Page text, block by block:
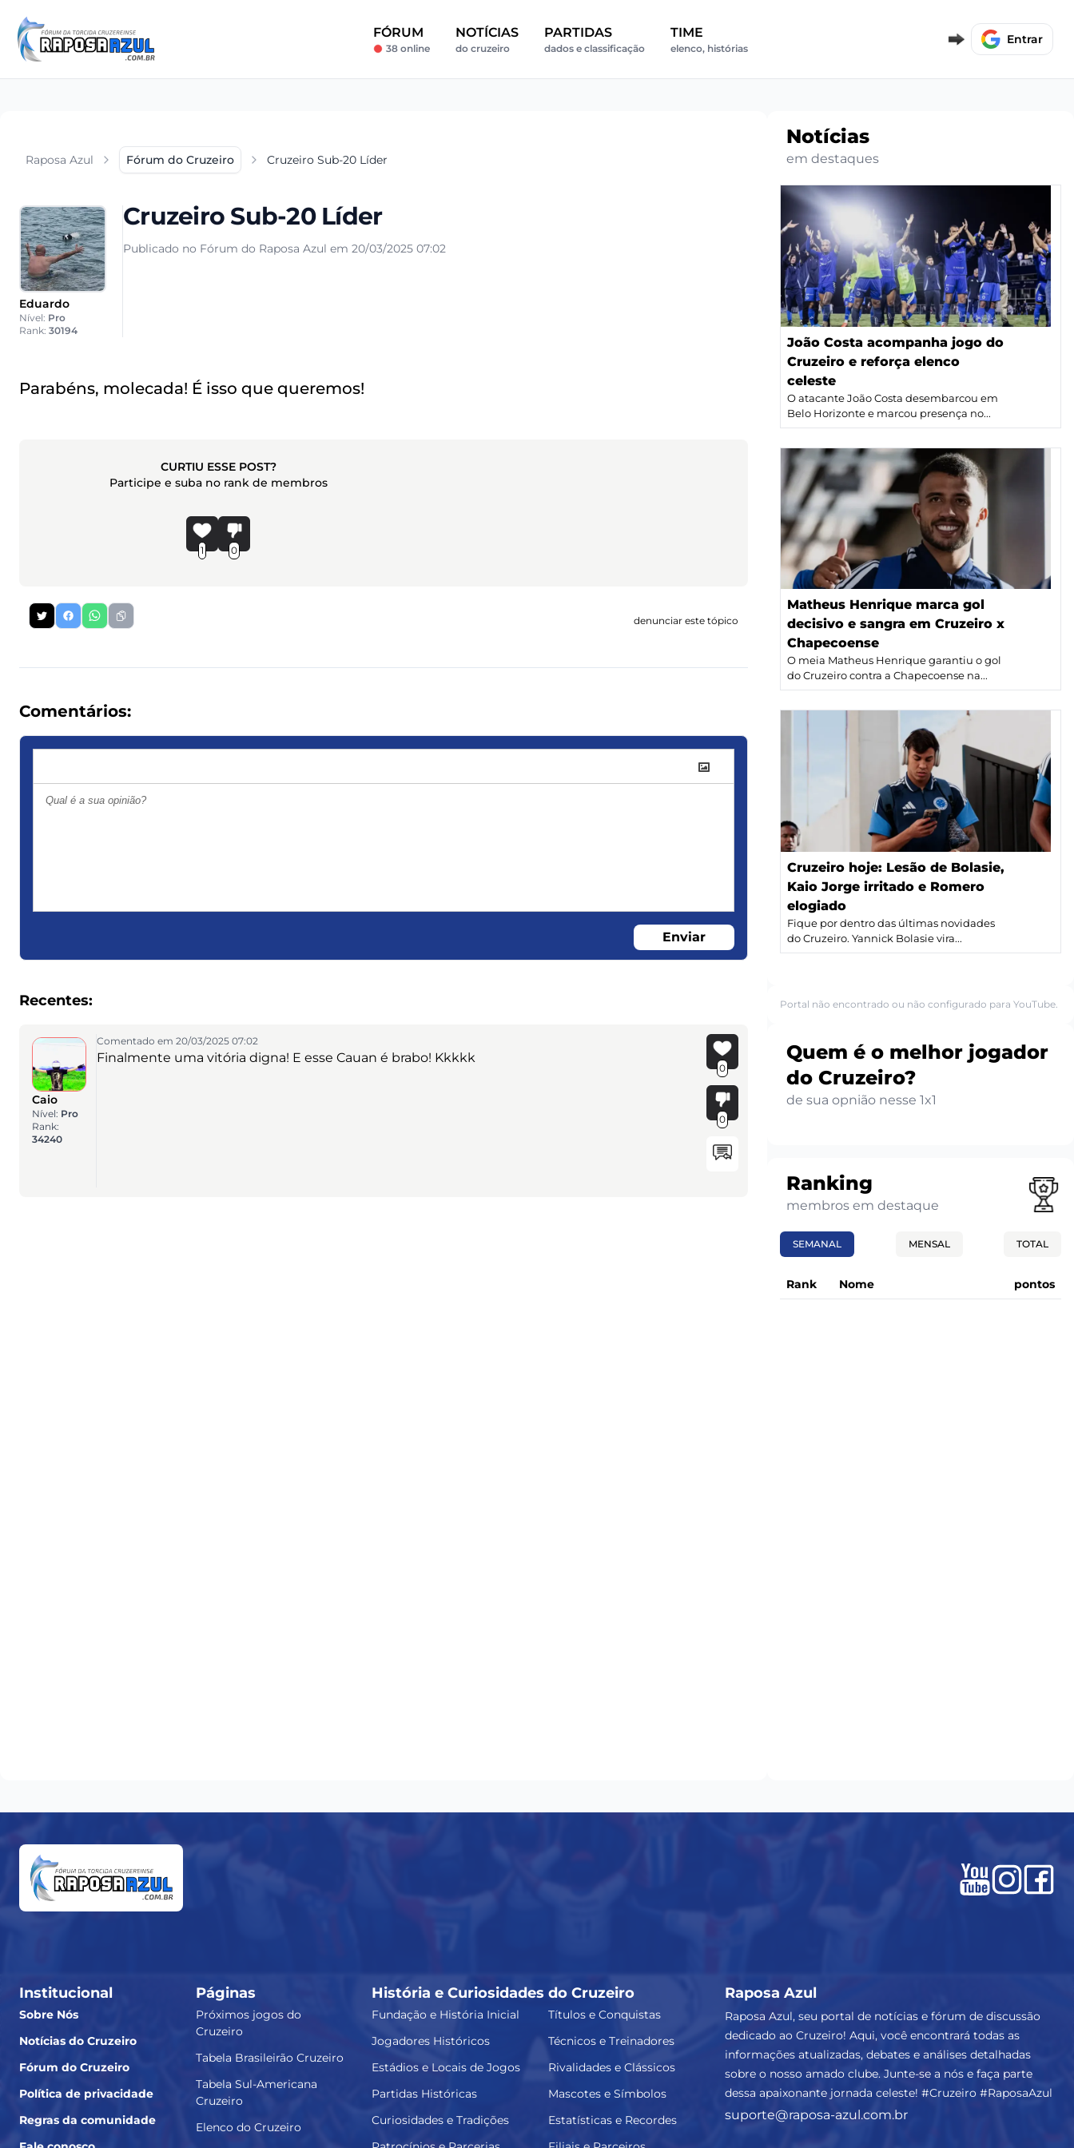
FÓRUM
38 online
NOTÍCIAS
do cruzeiro
PARTIDAS
dados e classificação
TIME
elenco, histórias
Entrar
Raposa Azul Fórum do Cruzeiro Cruzeiro Sub-20 Líder
Eduardo
Nível: Pro
Rank: 30194
Cruzeiro Sub-20 Líder
Publicado no Fórum do Raposa Azul em 20/03/2025 07:02
Parabéns, molecada! É isso que queremos!
CURTIU ESSE POST?
Participe e suba no rank de membros
1 0
denunciar este tópico
Comentários:
Enviar
Recentes:
Caio
Nível: Pro
Rank:
34240
Comentado em 20/03/2025 07:02
Finalmente uma vitória digna! E esse Cauan é brabo! Kkkkk
0
0
Notícias
em destaques
João Costa acompanha jogo do
Cruzeiro e reforça elenco
celeste
O atacante João Costa desembarcou em
Belo Horizonte e marcou presença no...
Matheus Henrique marca gol
decisivo e sangra em Cruzeiro x
Chapecoense
O meia Matheus Henrique garantiu o gol
do Cruzeiro contra a Chapecoense na...
Cruzeiro hoje: Lesão de Bolasie,
Kaio Jorge irritado e Romero
elogiado
Fique por dentro das últimas novidades
do Cruzeiro. Yannick Bolasie vira...
Portal não encontrado ou não configurado para YouTube.
Quem é o melhor jogador
do Cruzeiro?
de sua opnião nesse 1x1
Ranking
membros em destaque
SEMANAL MENSAL TOTAL
Rank Nome pontos
Institucional
Sobre Nós
Notícias do Cruzeiro
Fórum do Cruzeiro
Política de privacidade
Regras da comunidade
Páginas
Próximos jogos do
Cruzeiro
Tabela Brasileirão Cruzeiro
Tabela Sul-Americana
Cruzeiro
Elenco do Cruzeiro
História e Curiosidades do Cruzeiro
Fundação e História Inicial
Títulos e Conquistas
Jogadores Históricos
Técnicos e Treinadores
Estádios e Locais de Jogos
Rivalidades e Clássicos
Partidas Históricas
Mascotes e Símbolos
Curiosidades e Tradições
Estatísticas e Recordes
Raposa Azul
Raposa Azul, seu portal de notícias e fórum de discussão
dedicado ao Cruzeiro! Aqui, você encontrará todas as
informações atualizadas, debates e análises detalhadas
sobre o nosso amado clube. Junte-se a nós e faça parte
dessa apaixonante jornada celeste! #Cruzeiro #RaposaAzul
suporte@raposa-azul.com.br